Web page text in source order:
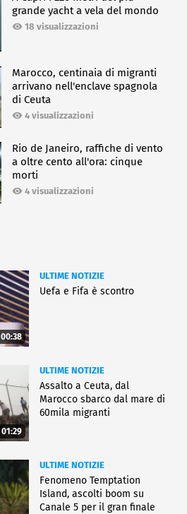
grande yacht a vela del mondo
18 visualizzazioni
Marocco, centinaia di migranti
arrivano nell'enclave spagnola
di Ceuta
4 visualizzazioni
Rio de Janeiro, raffiche di vento
a oltre cento all'ora: cinque
morti
4 visualizzazioni
00:38
ULTIME NOTIZIE
Uefa e Fifa è scontro
01:29
ULTIME NOTIZIE
Assalto a Ceuta, dal
Marocco sbarco dal mare di
60mila migranti
ULTIME NOTIZIE
Fenomeno Temptation
Island, ascolti boom su
Canale 5 per il gran finale